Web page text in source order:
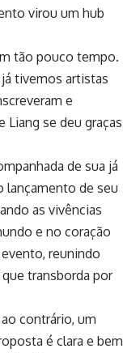
virou um hub
tão pouco tempo.
tivemos artistas
e
se deu graças
de sua já
lançamento de seu
as vivências
e no coração
reunindo
transborda por
contrário, um
é clara e bem